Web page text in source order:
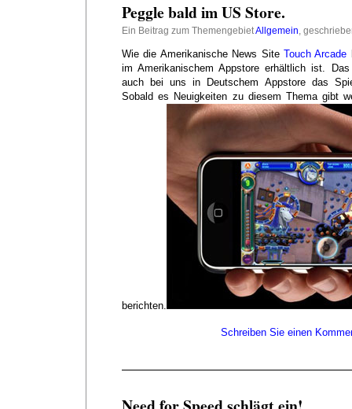
Peggle bald im US Store.
Ein Beitrag zum ThemengebietAllgemein,
Wie die Amerikanische News Site Touch Arcade
im Amerikanischem Appstore erhältlich ist.
auch bei uns in Deutschem Appstore das
Sobald es Neuigkeiten zu diesem Thema gibt
berichten.
Schreiben Sie einen